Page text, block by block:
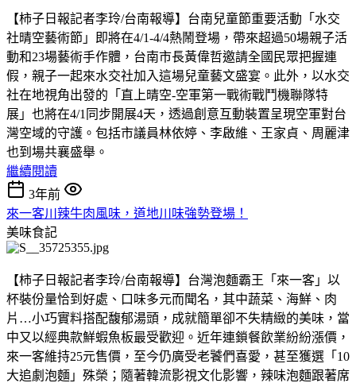
【柿子日報記者李玲/台南報導】台南兒童節重要活動「水交
社晴空藝術節」即將在4/1-4/4熱鬧登場，帶來超過50場親子活
動和23場藝術手作體，台南市長黃偉哲邀請全國民眾把握連
假，親子一起來水交社加入這場兒童藝文盛宴。此外，以水交
社在地視角出發的「直上晴空-空軍第一戰術戰鬥機聯隊特
展」也將在4/1同步開展4天，透過創意互動裝置呈現空軍對台
灣空域的守護。包括市議員林依婷、李啟維、王家貞、周麗津
也到場共襄盛舉。
繼續閱讀
3年前
來一客川辣牛肉風味，道地川味強勢登場！
美味食記
【柿子日報記者李玲/台南報導】台灣泡麵霸王「來一客」以
杯裝份量恰到好處、口味多元而聞名，其中蔬菜、海鮮、肉
片…小巧實料搭配馥郁湯頭，成就簡單卻不失精緻的美味，當
中又以經典款鮮蝦魚板最受歡迎。近年連鎖餐飲業紛紛漲價，
來一客維持25元售價，至今仍廣受老饕們喜愛，甚至獲選「10
大追劇泡麵」殊榮；隨著韓流影視文化影響，辣味泡麵跟著席